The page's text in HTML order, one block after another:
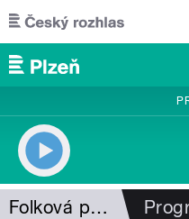
Přejít k hlavnímu obsahu
Folková pohlazení